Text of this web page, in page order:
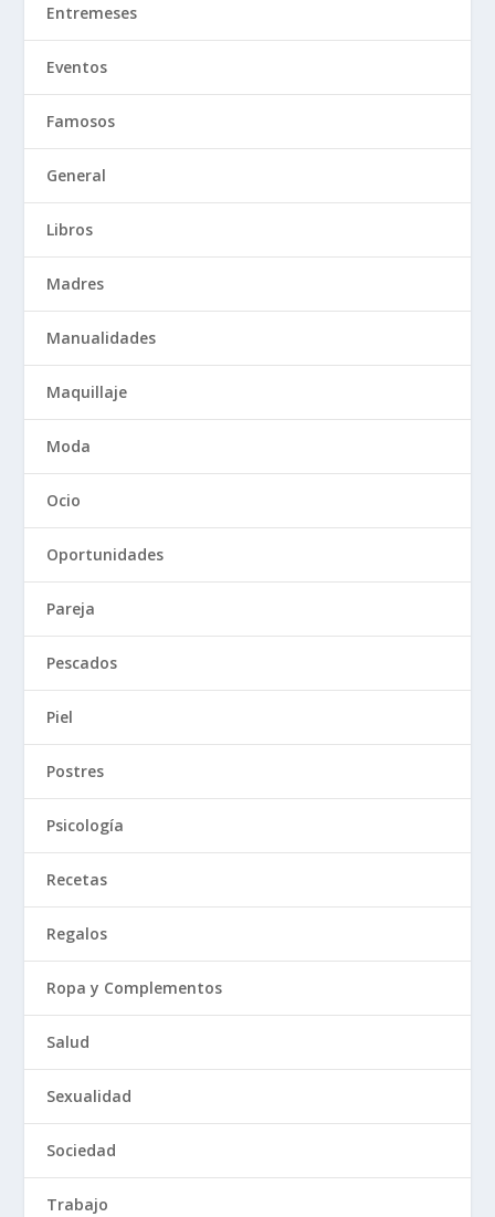
Entremeses
Eventos
Famosos
General
Libros
Madres
Manualidades
Maquillaje
Moda
Ocio
Oportunidades
Pareja
Pescados
Piel
Postres
Psicología
Recetas
Regalos
Ropa y Complementos
Salud
Sexualidad
Sociedad
Trabajo